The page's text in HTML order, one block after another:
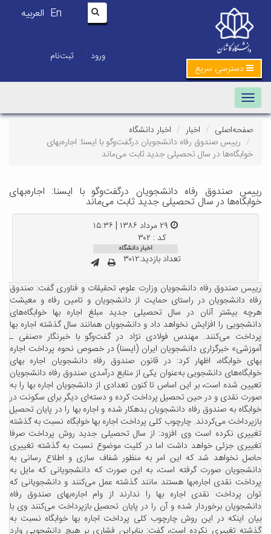
En العربیه
ورود | ثبت‌نام
دسترسی سریع
Toggle navigation
صفحه‌اصلی اخبار
اخبار دانشگاه
رییس صندوق رفاه دانشجویان درگفت‌و‌گو با ایسنا: اجاره‌بهای
خوابگاه‌ها در سال تحصیلی جدید ثابت می‌ماند
رییس صندوق رفاه دانشجویان درگفت‌و‌گو با ایسنا: اجاره‌بهای
خوابگاه‌ها در سال تحصیلی جدید ثابت می‌ماند
کد : ۳۰۲
اخبار دانشگاه
تعداد بازدید:۳۰۱۲
رییس صندوق رفاه دانشجویان وزارت علوم، تحقیقات و فناوری گفت: صندوق
رفاه دانشجویان در راستای حمایت از دانشجویان و تامین رفاه و معیشت
هرچه بیشتر آنان در سال تحصیلی جدید مبلغ اجاره بها خوابگاه‌های
دانشجویی را افزایش نخواهد داد و دانشجویان همانند سال گذشته اجاره بها
پرداخت می‌کنند. مهندس فولادی نژاد در گفت‌وگو با خبرنگار «صنفی ـ
آموزشی» خبرگزاری دانشجویان ایران (ایسنا) در خصوص نحوه پرداخت اجاره
بهای خوابگاه، اظهار کرد: در قانون صندوق رفاه دانشجویان اجاره بهای
خوابگاه‌های دانشجویی به‌عنوان یکی از منابع درآمدی صندوق رفاه دانشجویان
تعیین شده است، بر این اساس تا کنون تعدادی از دانشجویان اجاره بها را به
صورت نقدی و در حین تحصیل پرداخت کرده و دسته‌ای دیگر برای سکونت در
خوابگاه به صندوق رفاه دانشجویان بدهکار شده و اجاره بها را در پایان تحصیل
بازپرداخت می‌کردند. چارچوب کلی پرداخت اجاره بها خوابگاه نسبت به گذشته
تغییری نکرده است وی افزود: از سال تحصیلی جدید روش پرداخت صرفا
تغییری جزئی خواهد داشت اما در کلیت موضوع نسبت به گذشته تغییری
حاصل نخواهد شد که این امر به منظور شفاف سازی و اطلاع رسانی به
دانشجویان صورت گرفته است، به این صورت که دانشجویانی که مایل به
پرداخت نقدی اجاره‌بها هستند مانند گذشته عمل می‌کنند و دانشجویانی که
توان پرداخت نقدی اجاره بها را ندارند از وام اجاره‌بهای صندوق رفاه
دانشجویان برخوردار شده و آن را در پایان تحصیل بازپرداخت می‌کنند وی با
بیان اینکه در این روش چارچوب کلی پرداخت اجاره بها خوابگاه نسبت به